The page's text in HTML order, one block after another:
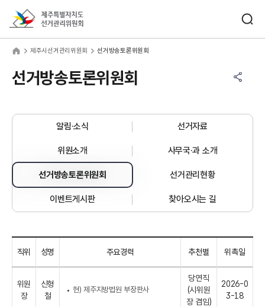
제주시선거관리위원회 선거방송토론위원회
선거방송토론위원회
알림·소식 선거자료
위원소개 사무국·과 소개
선거방송토론위원회 선거관리현황
이벤트게시판 찾아오시는 길
직위 성명 주요경력 추천별 위촉일
위원
장
신형
철
현) 제주지방법원 부장판사
당연직
(시위원
장 겸임)
2026-0
3-18